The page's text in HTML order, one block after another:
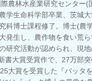
農林水産業研究センター(
学生命科学部卒業、茨城
科博士課程修了。博士(農
発生し、農作物を食い荒
研究活動が認められ、現
書大賞受賞作で、27万部
大賞を受賞した『バッタ